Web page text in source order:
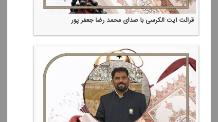
قرائت آیت الكرسی با صدای محمد رضا جعفر پور